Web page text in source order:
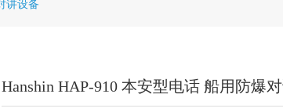
讲设备
Hanshin HAP-910 本安型电话 船用防爆